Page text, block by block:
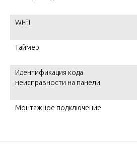
Wi-Fi
Таймер
Идентификация кода
неисправности на панели
Монтажное подключение